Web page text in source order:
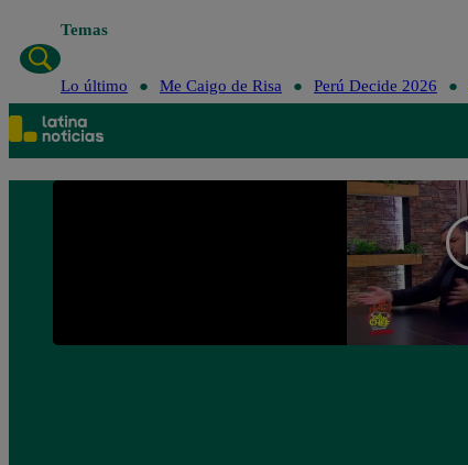
Temas
Lo último Me Caigo de Risa Perú Decide 2026